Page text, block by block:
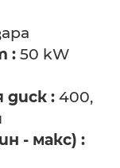
: 50 kW
: 400,
- макс) :